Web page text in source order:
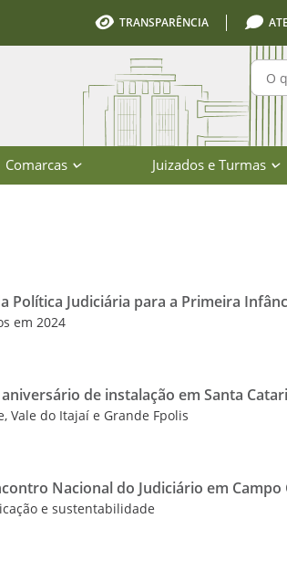
TRANSPARÊNCIA
Comarcas Juizados e Turmas
Catarina
Política Judiciária para a Primeira
em 2024
de instalação em Santa
Vale do Itajaí e Grande Fpolis
Nacional do Judiciário em Campo
e sustentabilidade